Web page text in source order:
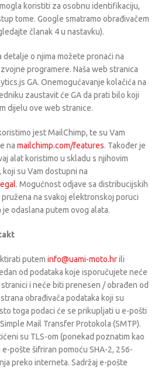
koristiti za osobnu identifikaciju,
tome. Google smatramo obrađivačem
članak 4 u nastavku).
detalje o njima možete pronaći na
programere. Naša web stranica
GA. Onemogućavanje kolačića na
zaustavit će GA da prati bilo koji
dijelu ove web stranice.
jest MailChimp, te su Vam
na mailchimp.com/features. Također je
alat koristimo u skladu s njihovim
su Vam dostupni na
. Mogućnost odjave sa distribucijskih
na svakoj elektronskoj poruci
je odaslana putem ovog alata.
putem info@uami-moto.hrili
od podataka koje isporučujete neće
i neće biti prenesen / obrađen od
obrađivača podataka koji su
toga podaci će se prikupljati u e-pošti
Mail Transfer Protokola (SMTP).
su TLS-om (ponekad poznatim kao
e-pošte šifriran pomoću SHA-2, 256-
preko interneta. Sadržaj e-pošte